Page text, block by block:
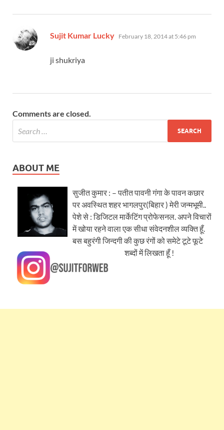
Sujit Kumar Lucky says:
February 18, 2014 at 5:46 pm
ji shukriya
Comments are closed.
ABOUT ME
सुजीत कुमार : – पतीत पावनी गंगा के पावन कछार
पर अवस्थित शहर भागलपुर(बिहार ) मेरी जन्मभूमी..
पेशे से : डिजिटल मार्केटिंग प्रोफेसनल. अपने विचारों
में खोया रहने वाला एक सीधा संवेदनशील व्यक्ति हूँ.
बस बहुरंगी जिन्दगी की कुछ रंगों को समेटे टूटे फूटे
शब्दों में लिखता हूँ !